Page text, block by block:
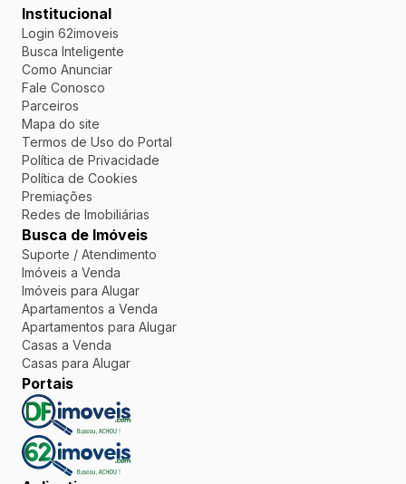
Institucional
Login 62imoveis
Busca Inteligente
Como Anunciar
Fale Conosco
Parceiros
Mapa do site
Termos de Uso do Portal
Política de Privacidade
Política de Cookies
Premiações
Redes de Imobiliárias
Busca de Imóveis
Suporte / Atendimento
Imóveis a Venda
Imóveis para Alugar
Apartamentos a Venda
Apartamentos para Alugar
Casas a Venda
Casas para Alugar
Portais